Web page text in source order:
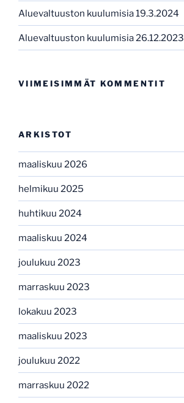
Aluevaltuuston kuulumisia 19.3.2024
Aluevaltuuston kuulumisia 26.12.2023
VIIMEISIMMÄT KOMMENTIT
ARKISTOT
maaliskuu 2026
helmikuu 2025
huhtikuu 2024
maaliskuu 2024
joulukuu 2023
marraskuu 2023
lokakuu 2023
maaliskuu 2023
joulukuu 2022
marraskuu 2022